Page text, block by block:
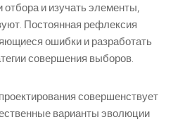
и изучать элементы,
Постоянная рефлексия
ошибки и разработать
совершения выборов.
совершенствует
варианты эволюции